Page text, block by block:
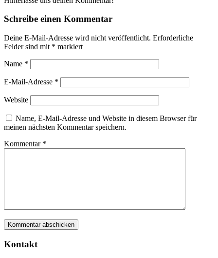
Schreibe einen Kommentar
Deine E-Mail-Adresse wird nicht veröffentlicht. Erforderliche
Felder sind mit * markiert
Name *
E-Mail-Adresse *
Website
Name, E-Mail-Adresse und Website in diesem Browser für
meinen nächsten Kommentar speichern.
Kommentar *
Kontakt